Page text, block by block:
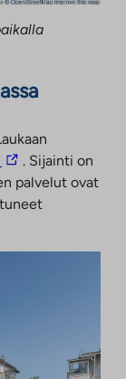
Linkki
vie
ulkopuoliseen
. Sijainti on
palvelut ovat